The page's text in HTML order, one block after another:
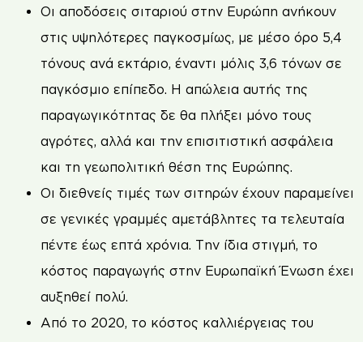
Οι αποδόσεις σιταριού στην Ευρώπη ανήκουν
στις υψηλότερες παγκοσμίως, με μέσο όρο 5,4
τόνους ανά εκτάριο, έναντι μόλις 3,6 τόνων σε
παγκόσμιο επίπεδο. Η απώλεια αυτής της
παραγωγικότητας δε θα πλήξει μόνο τους
αγρότες, αλλά και την επισιτιστική ασφάλεια
και τη γεωπολιτική θέση της Ευρώπης.
Οι διεθνείς τιμές των σιτηρών έχουν παραμείνει
σε γενικές γραμμές αμετάβλητες τα τελευταία
πέντε έως επτά χρόνια. Την ίδια στιγμή, το
κόστος παραγωγής στην Ευρωπαϊκή Ένωση έχει
αυξηθεί πολύ.
Από το 2020, το κόστος καλλιέργειας του